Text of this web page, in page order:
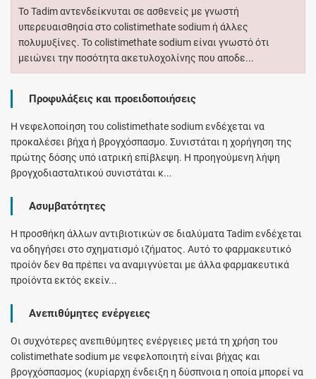
Το Tadim αντενδείκνυται σε ασθενείς με γνωστή
υπερευαισθησία στο colistimethate sodium ή άλλες
πολυμυξίνες. Το colistimethate sodium είναι γνωστό ότι
μειώνει την ποσότητα ακετυλοχολίνης που αποδε...
Προφυλάξεις και προειδοποιήσεις
Η νεφελοποίηση του colistimethate sodium ενδέχεται να
προκαλέσει βήχα ή βρογχόσπασμο. Συνιστάται η χορήγηση της
πρώτης δόσης υπό ιατρική επίβλεψη. Η προηγούμενη λήψη
βρογχοδιασταλτικού συνιστάται κ...
Ασυμβατότητες
Η προσθήκη άλλων αντιβιοτικών σε διαλύματα Tadim ενδέχεται
να οδηγήσει στο σχηματισμό ιζήματος. Αυτό το φαρμακευτικό
προίόν δεν θα πρέπει να αναμιγνύεται με άλλα φαρμακευτικά
προίόντα εκτός εκείν...
Ανεπιθύμητες ενέργειες
Οι συχνότερες ανεπιθύμητες ενέργειες μετά τη χρήση του
colistimethate sodium με νεφελοποιητή είναι βήχας και
βρογχόσπασμος (κυρίαρχη ένδειξη η δύσπνοια η οποία μπορεί να